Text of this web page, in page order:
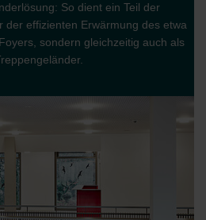
So dient ein Teil der
der effizienten Erwärmung des etwa
sondern gleichzeitig auch als